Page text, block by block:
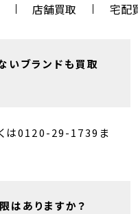
店舗買取 宅配
いブランドも買取
くは0120-29-1739ま
はありますか？